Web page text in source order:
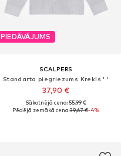
PIEDĀVĀJUMS
SCALPERS
Standarta piegriezums Krekls ' '
37,90 €
Sākotnējā cena: 55,99 €
Pēdējā zemākā cena:39,67 €-4%